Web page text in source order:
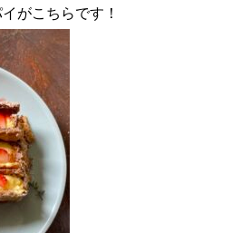
がこちらです！